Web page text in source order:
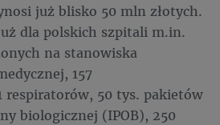
już blisko 50 mln złotych.
dla polskich szpitali m.in.
na stanowiska
157
respiratorów, 50 tys. pakietów
biologicznej (IPOB), 250